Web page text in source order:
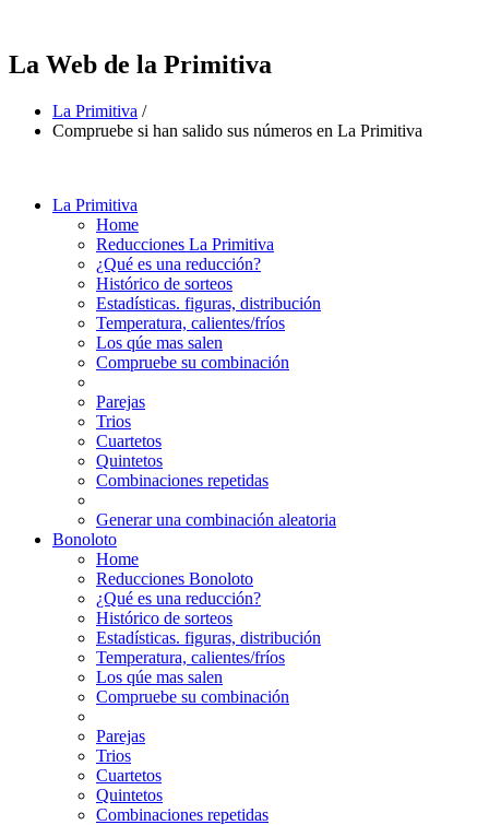
La Web de la Primitiva
La Primitiva /
Compruebe si han salido sus números en La Primitiva
La Primitiva
Home
Reducciones La Primitiva
¿Qué es una reducción?
Histórico de sorteos
Estadísticas. figuras, distribución
Temperatura, calientes/fríos
Los qúe mas salen
Compruebe su combinación
Parejas
Trios
Cuartetos
Quintetos
Combinaciones repetidas
Generar una combinación aleatoria
Bonoloto
Home
Reducciones Bonoloto
¿Qué es una reducción?
Histórico de sorteos
Estadísticas. figuras, distribución
Temperatura, calientes/fríos
Los qúe mas salen
Compruebe su combinación
Parejas
Trios
Cuartetos
Quintetos
Combinaciones repetidas